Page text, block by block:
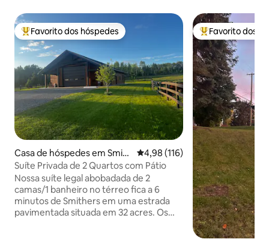
Favoritos dos hóspedes mais apreciados
Favorito dos hóspedes
Casa de hóspedes em Smith
ers
Classificação média de 4,98 em
4,98 (116)
Suíte Privada de 2 Quartos com Pátio
Nossa suíte legal abobadada de 2
camas/1 banheiro no térreo fica a 6
minutos de Smithers em uma estrada
pavimentada situada em 32 acres. Os
Favoritos dos
Favorito dos